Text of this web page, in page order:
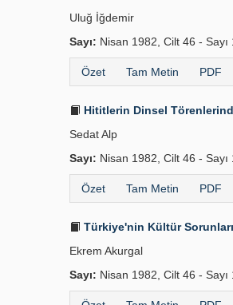
Uluğ İğdemir
Sayı: Nisan 1982, Cilt 46 - Sayı
Özet Tam Metin PDF
Hititlerin Dinsel
Sedat Alp
Sayı: Nisan 1982, Cilt 46 - Sayı
Özet Tam Metin PDF
Türkiye'nin Kültür Sorunları
Ekrem Akurgal
Sayı: Nisan 1982, Cilt 46 - Sayı